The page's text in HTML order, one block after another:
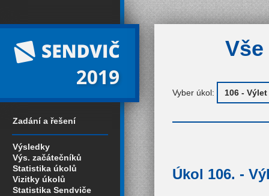
2019
Zadání a řešení
Výsledky
Výs. začátečníků
Statistika úkolů
Vizitky úkolů
Statistika Sendviče
Vyber úkol:
Úkol 106. -